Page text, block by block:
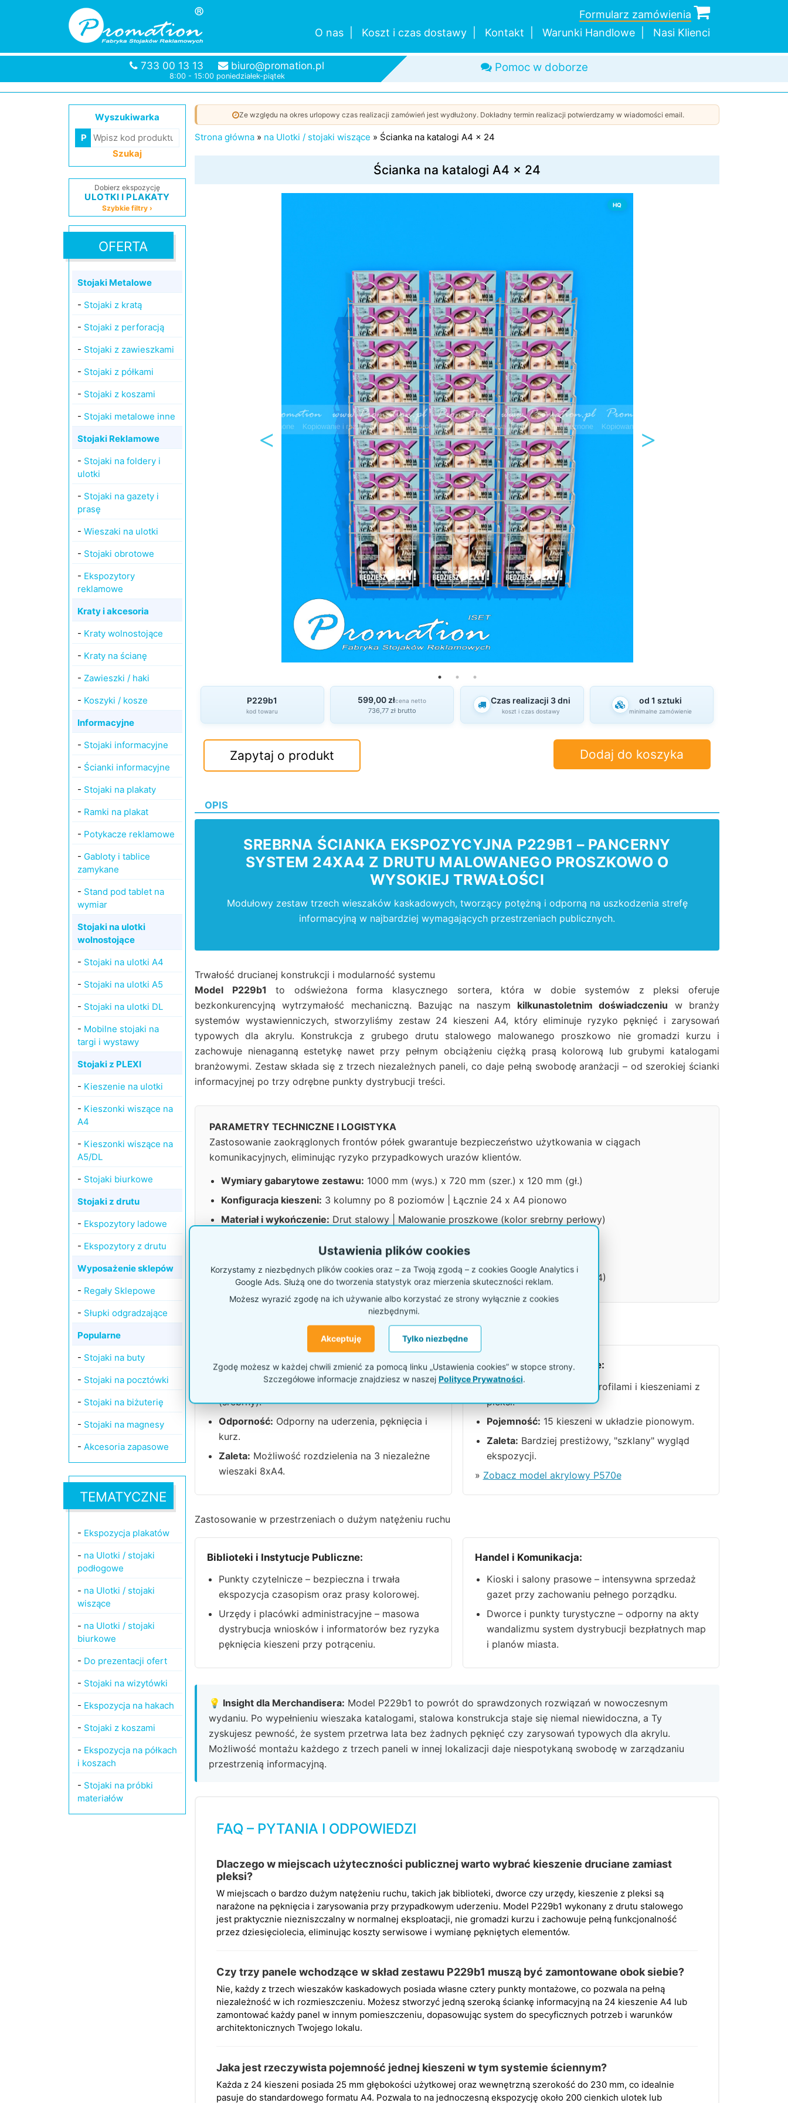
O nas Koszt i czas dostawy Kontakt Warunki Handlowe Nasi Klienci
Formularz zamówienia
733 00 13 13 biuro@promation.pl
8:00 - 15:00 poniedziałek-piątek
Szybka wysyłka
Od jednej sztuki
Duży wybór modeli
Pomoc w doborze
Wyszukiwarka
Szukaj
Dobierz ekspozycję
ULOTKI I PLAKATY
Szybkie filtry ›
OFERTA
Stojaki Metalowe
- Stojaki z kratą
- Stojaki z perforacją
- Stojaki z zawieszkami
- Stojaki z półkami
- Stojaki z koszami
- Stojaki metalowe inne
Stojaki Reklamowe
- Stojaki na foldery i
ulotki
- Stojaki na gazety i
prasę
- Wieszaki na ulotki
- Stojaki obrotowe
- Ekspozytory
reklamowe
Kraty i akcesoria
- Kraty wolnostojące
- Kraty na ścianę
- Zawieszki / haki
- Koszyki / kosze
Informacyjne
- Stojaki informacyjne
- Ścianki informacyjne
- Stojaki na plakaty
- Ramki na plakat
- Potykacze reklamowe
- Gabloty i tablice
zamykane
- Stand pod tablet na
wymiar
Stojaki na ulotki
wolnostojące
- Stojaki na ulotki A4
- Stojaki na ulotki A5
- Stojaki na ulotki DL
- Mobilne stojaki na
targi i wystawy
Stojaki z PLEXI
- Kieszenie na ulotki
- Kieszonki wiszące na
A4
- Kieszonki wiszące na
A5/DL
- Stojaki biurkowe
Stojaki z drutu
- Ekspozytory ladowe
- Ekspozytory z drutu
Wyposażenie sklepów
- Regały Sklepowe
- Słupki odgradzające
Popularne
- Stojaki na buty
- Stojaki na pocztówki
- Stojaki na biżuterię
- Stojaki na magnesy
- Akcesoria zapasowe
TEMATYCZNE
- Ekspozycja plakatów
- na Ulotki / stojaki
podłogowe
- na Ulotki / stojaki
wiszące
- na Ulotki / stojaki
biurkowe
- Do prezentacji ofert
- Stojaki na wizytówki
- Ekspozycja na hakach
- Stojaki z koszami
- Ekspozycja na półkach
i koszach
- Stojaki na próbki
materiałów
Ze względu na okres urlopowy czas realizacji zamówień jest wydłużony. Dokładny termin realizacji potwierdzamy w wiadomości email.
Strona główna » na Ulotki / stojaki wiszące » Ścianka na katalogi A4 x 24
Ścianka na katalogi A4 x 24
HQ
P229b1
kod towaru
599,00 złcena netto
736,77 zł brutto
Czas realizacji 3 dni
koszt i czas dostawy
od 1 sztuki
minimalne zamówienie
Zapytaj o produkt Dodaj do koszyka
OPIS
SREBRNA ŚCIANKA EKSPOZYCYJNA P229B1 – PANCERNY
SYSTEM 24XA4 Z DRUTU MALOWANEGO PROSZKOWO O
WYSOKIEJ TRWAŁOŚCI
Modułowy zestaw trzech wieszaków kaskadowych, tworzący potężną i odporną na uszkodzenia strefę
informacyjną w najbardziej wymagających przestrzeniach publicznych.
Trwałość drucianej konstrukcji i modularność systemu
Model P229b1 to odświeżona forma klasycznego sortera, która w dobie systemów z pleksi oferuje
bezkonkurencyjną wytrzymałość mechaniczną. Bazując na naszym kilkunastoletnim doświadczeniu w branży
systemów wystawienniczych, stworzyliśmy zestaw 24 kieszeni A4, który eliminuje ryzyko pęknięć i zarysowań
typowych dla akrylu. Konstrukcja z grubego drutu stalowego malowanego proszkowo nie gromadzi kurzu i
zachowuje nienaganną estetykę nawet przy pełnym obciążeniu ciężką prasą kolorową lub grubymi katalogami
branżowymi. Zestaw składa się z trzech niezależnych paneli, co daje pełną swobodę aranżacji – od szerokiej ścianki
informacyjnej po trzy odrębne punkty dystrybucji treści.
PARAMETRY TECHNICZNE I LOGISTYKA
Zastosowanie zaokrąglonych frontów półek gwarantuje bezpieczeństwo użytkowania w ciągach
komunikacyjnych, eliminując ryzyko przypadkowych urazów klientów.
Wymiary gabarytowe zestawu: 1000 mm (wys.) x 720 mm (szer.) x 120 mm (gł.)
Konfiguracja kieszeni: 3 kolumny po 8 poziomów | Łącznie 24 x A4 pionowo
Materiał i wykończenie: Drut stalowy | Malowanie proszkowe (kolor srebrny perłowy)
12 punktów mocowania (po 4 na każdy niezależny panel)
Szerokość wewnętrzna kieszeni: 225-230 mm (idealne dopasowanie do formatu A4)
Porównanie systemów: Druciana ścianka P229b1 vs Akrylowa P570e
Model P229b1 (Ten produkt):
Stalowy drut malowany proszkowo
(srebrny).
Odporność: Odporny na uderzenia, pęknięcia i
kurz.
Zaleta: Możliwość rozdzielenia na 3 niezależne
wieszaki 8xA4.
Ściana wystawowa P570e:
Materiał:
Konstrukcja z profilami i kieszeniami z
pleksi.
Pojemność: 15 kieszeni w układzie pionowym.
Zaleta: Bardziej prestiżowy, "szklany" wygląd
ekspozycji.
» Zobacz model akrylowy P570e
Zastosowanie w przestrzeniach o dużym natężeniu ruchu
Biblioteki i Instytucje Publiczne:
Punkty czytelnicze – bezpieczna i trwała
ekspozycja czasopism oraz prasy kolorowej.
Urzędy i placówki administracyjne – masowa
dystrybucja wniosków i informatorów bez ryzyka
pęknięcia kieszeni przy potrąceniu.
Handel i Komunikacja:
Kioski i salony prasowe – intensywna sprzedaż
gazet przy zachowaniu pełnego porządku.
Dworce i punkty turystyczne – odporny na akty
wandalizmu system dystrybucji bezpłatnych map
i planów miasta.
💡 Insight dla Merchandisera: Model P229b1 to powrót do sprawdzonych rozwiązań w nowoczesnym
wydaniu. Po wypełnieniu wieszaka katalogami, stalowa konstrukcja staje się niemal niewidoczna, a Ty
zyskujesz pewność, że system przetrwa lata bez żadnych pęknięć czy zarysowań typowych dla akrylu.
Możliwość montażu każdego z trzech paneli w innej lokalizacji daje niespotykaną swobodę w zarządzaniu
przestrzenią informacyjną.
FAQ – PYTANIA I ODPOWIEDZI
Dlaczego w miejscach użyteczności publicznej warto wybrać kieszenie druciane zamiast
pleksi?
W miejscach o bardzo dużym natężeniu ruchu, takich jak biblioteki, dworce czy urzędy, kieszenie z pleksi są
narażone na pęknięcia i zarysowania przy przypadkowym uderzeniu. Model P229b1 wykonany z drutu stalowego
jest praktycznie niezniszczalny w normalnej eksploatacji, nie gromadzi kurzu i zachowuje pełną funkcjonalność
przez dziesięciolecia, eliminując koszty serwisowe i wymianę pękniętych elementów.
Czy trzy panele wchodzące w skład zestawu P229b1 muszą być zamontowane obok siebie?
Nie, każdy z trzech wieszaków kaskadowych posiada własne cztery punkty montażowe, co pozwala na pełną
niezależność w ich rozmieszczeniu. Możesz stworzyć jedną szeroką ściankę informacyjną na 24 kieszenie A4 lub
zamontować każdy panel w innym pomieszczeniu, dopasowując system do specyficznych potrzeb i warunków
architektonicznych Twojego lokalu.
Jaka jest rzeczywista pojemność jednej kieszeni w tym systemie ściennym?
Każda z 24 kieszeni posiada 25 mm głębokości użytkowej oraz wewnętrzną szerokość do 230 mm, co idealnie
pasuje do standardowego formatu A4. Pozwala to na jednoczesną ekspozycję około 200 cienkich ulotek lub
Ustawienia plików cookies
Korzystamy z niezbędnych plików cookies oraz – za Twoją zgodą – z cookies Google Analytics i
Google Ads. Służą one do tworzenia statystyk oraz mierzenia skuteczności reklam.
Możesz wyrazić zgodę na ich używanie albo korzystać ze strony wyłącznie z cookies
niezbędnymi.
Akceptuję Tylko niezbędne
Zgodę możesz w każdej chwili zmienić za pomocą linku „Ustawienia cookies” w stopce strony.
Szczegółowe informacje znajdziesz w naszej Polityce Prywatności.